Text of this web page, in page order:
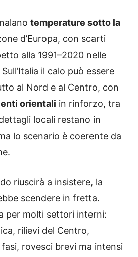
temperature sotto la
d’Europa, con scarti
alla 1991–2020 nelle
il calo può essere
al Nord e al Centro, con
orientali in rinforzo, tra
locali restano in
lo scenario è coerente da
riuscirà a insistere, la
scendere in fretta.
per molti settori interni:
rilievi del Centro,
rovesci brevi ma intensi